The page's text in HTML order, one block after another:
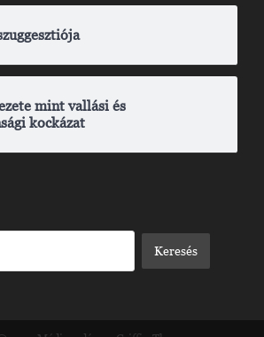
mint vallási és
kockázat